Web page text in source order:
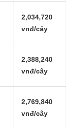
2,034,720
vnđ/cây
2,388,240
vnđ/cây
2,769,840
vnđ/cây